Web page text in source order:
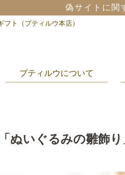
ト（プティルウ本店）
プティルウについて
「ぬいぐるみの雛飾